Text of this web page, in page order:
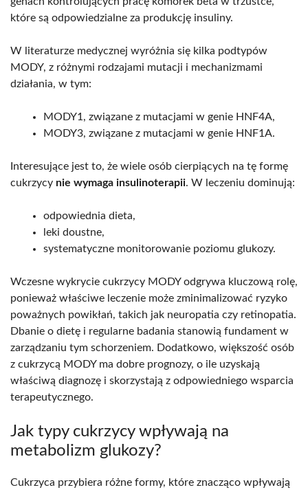
które są odpowiedzialne za produkcję insuliny.
W literaturze medycznej wyróżnia się kilka podtypów
MODY, z różnymi rodzajami mutacji i mechanizmami
działania, w tym:
MODY1, związane z mutacjami w genie HNF4A,
MODY3, związane z mutacjami w genie HNF1A.
Interesujące jest to, że wiele osób cierpiących na tę formę
cukrzycy nie wymaga insulinoterapii. W leczeniu dominują:
odpowiednia dieta,
leki doustne,
systematyczne monitorowanie poziomu glukozy.
Wczesne wykrycie cukrzycy MODY odgrywa kluczową rolę,
ponieważ właściwe leczenie może zminimalizować ryzyko
poważnych powikłań, takich jak neuropatia czy retinopatia.
Dbanie o dietę i regularne badania stanowią fundament w
zarządzaniu tym schorzeniem. Dodatkowo, większość osób
z cukrzycą MODY ma dobre prognozy, o ile uzyskają
właściwą diagnozę i skorzystają z odpowiedniego wsparcia
terapeutycznego.
Jak typy cukrzycy wpływają na
metabolizm glukozy?
Cukrzyca przybiera różne formy, które znacząco wpływają